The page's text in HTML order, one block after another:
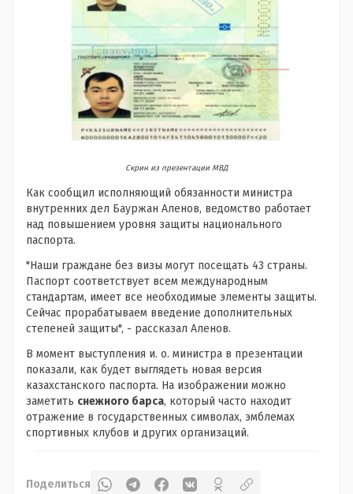
Скрин из презентации МВД
Как сообщил исполняющий обязанности министра
внутренних дел Бауржан Аленов, ведомство работает
над повышением уровня защиты национального
паспорта.
"Наши граждане без визы могут посещать 43 страны.
Паспорт соответствует всем международным
стандартам, имеет все необходимые элементы защиты.
Сейчас прорабатываем введение дополнительных
степеней защиты", - рассказал Аленов.
В момент выступления и. о. министра в презентации
показали, как будет выглядеть новая версия
казахстанского паспорта. На изображении можно
заметить снежного барса, который часто находит
отражение в государственных символах, эмблемах
спортивных клубов и других организаций.
Поделиться